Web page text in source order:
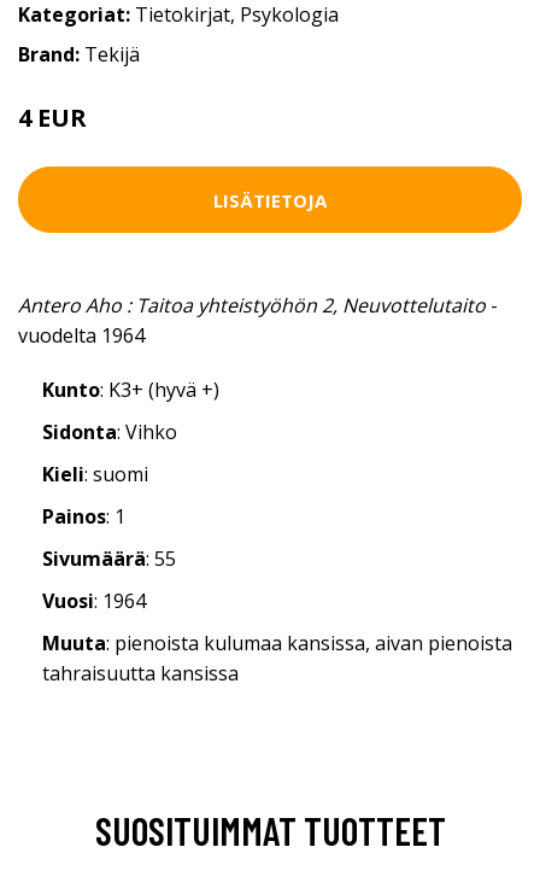
Kategoriat: Tietokirjat, Psykologia
Brand: Tekijä
4 EUR
LISÄTIETOJA
Antero Aho : Taitoa yhteistyöhön 2, Neuvottelutaito -
vuodelta 1964
Kunto: K3+ (hyvä +)
Sidonta: Vihko
Kieli: suomi
Painos: 1
Sivumäärä: 55
Vuosi: 1964
Muuta: pienoista kulumaa kansissa, aivan pienoista
tahraisuutta kansissa
SUOSITUIMMAT TUOTTEET